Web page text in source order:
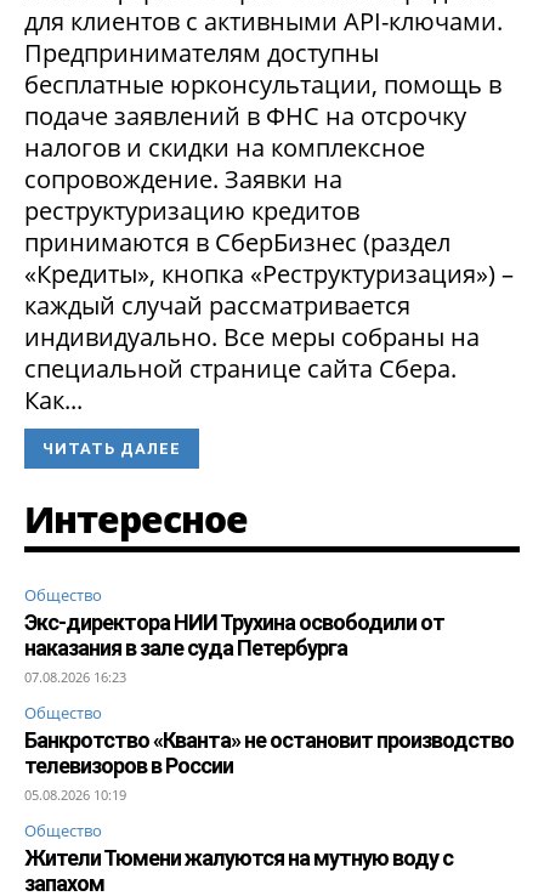
для клиентов с активными API-ключами.
Предпринимателям доступны
бесплатные юрконсультации, помощь в
подаче заявлений в ФНС на отсрочку
налогов и скидки на комплексное
сопровождение. Заявки на
реструктуризацию кредитов
принимаются в СберБизнес (раздел
«Кредиты», кнопка «Реструктуризация») –
каждый случай рассматривается
индивидуально. Все меры собраны на
специальной странице сайта Сбера.
Как...
ЧИТАТЬ ДАЛЕЕ
Интересное
Общество
Экс-директора НИИ Трухина освободили от
наказания в зале суда Петербурга
07.08.2026 16:23
Общество
Банкротство «Кванта» не остановит производство
телевизоров в России
05.08.2026 10:19
Общество
Жители Тюмени жалуются на мутную воду с
запахом